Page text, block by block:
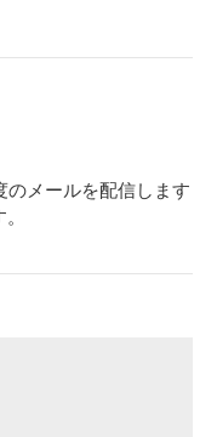
のメールを配信します